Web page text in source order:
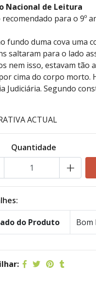
Nacional de Leitura
recomendado para o 9º
fundo duma cova uma
saltaram para o lado
nem isso, estavam tão
cima do corpo morto.
Judiciária. Segundo
ACTUAL
Quantidade
+
do Produto Bom